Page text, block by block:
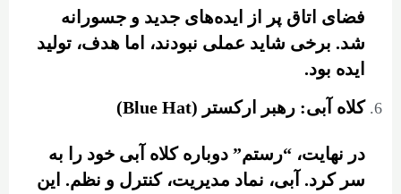
فضای اتاق پر از ایده‌های جدید و جسورانه
شد. برخی شاید عملی نبودند، اما هدف، تولید
ایده بود.
کلاه آبی: رهبر ارکستر (Blue Hat)
در نهایت، “رستم” دوباره کلاه آبی خود را به
سر کرد. آبی، نماد مدیریت، کنترل و نظم. این